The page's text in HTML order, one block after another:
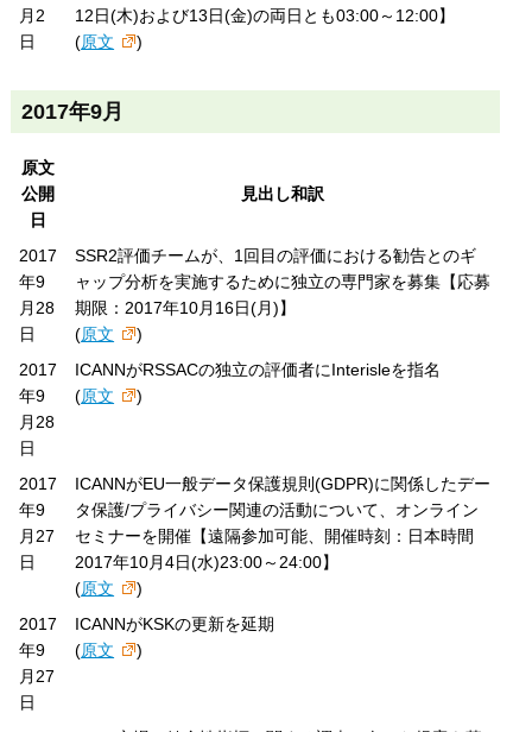
月2
日
12日(木)および13日(金)の両日とも03:00～12:00】
(原文 )
2017年9月
原文
公開
日
見出し和訳
2017
年9
月28
日
SSR2評価チームが、1回目の評価における勧告とのギ
ャップ分析を実施するために独立の専門家を募集【応募
期限：2017年10月16日(月)】
(原文
)
2017
年9
月28
日
ICANNがRSSACの独立の評価者にInterisleを指名
(原文 )
2017
年9
月27
日
ICANNがEU一般データ保護規則(GDPR)に関係したデー
タ保護/プライバシー関連の活動について、オンライン
セミナーを開催【遠隔参加可能、開催時刻：日本時間
2017年10月4日(水)23:00～24:00】
(原文
)
2017
年9
月27
日
ICANNがKSKの更新を延期
(原文 )